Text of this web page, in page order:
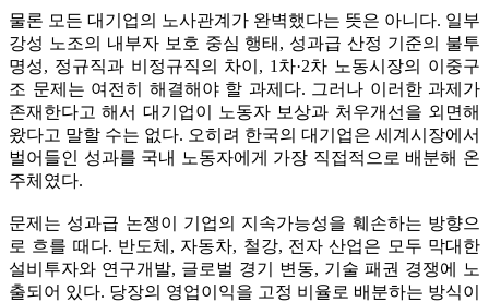
물론 모든 대기업의 노사관계가 완벽했다는 뜻은 아니다. 일부
강성 노조의 내부자 보호 중심 행태, 성과급 산정 기준의 불투
명성, 정규직과 비정규직의 차이, 1차·2차 노동시장의 이중구
조 문제는 여전히 해결해야 할 과제다. 그러나 이러한 과제가
존재한다고 해서 대기업이 노동자 보상과 처우개선을 외면해
왔다고 말할 수는 없다. 오히려 한국의 대기업은 세계시장에서
벌어들인 성과를 국내 노동자에게 가장 직접적으로 배분해 온
주체였다.
문제는 성과급 논쟁이 기업의 지속가능성을 훼손하는 방향으
로 흐를 때다. 반도체, 자동차, 철강, 전자 산업은 모두 막대한
설비투자와 연구개발, 글로벌 경기 변동, 기술 패권 경쟁에 노
출되어 있다. 당장의 영업이익을 고정 비율로 배분하는 방식이